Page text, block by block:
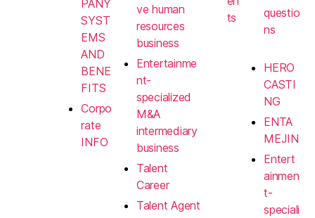
PANY
SYST
EMS
AND
BENE
FITS
Corpo
rate
INFO
ve human
resources
business
Entertainme
nt-
specialized
M&A
intermediary
business
Talent
Career
Talent Agent
ts
questio
ns
HERO
CASTI
NG
ENTA
MEJIN
Entert
ainmen
t-
speciali